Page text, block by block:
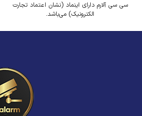
سی سی آلارم دارای اینماد (نشان اعتماد تجارت
الکترونیک) می‌باشد.